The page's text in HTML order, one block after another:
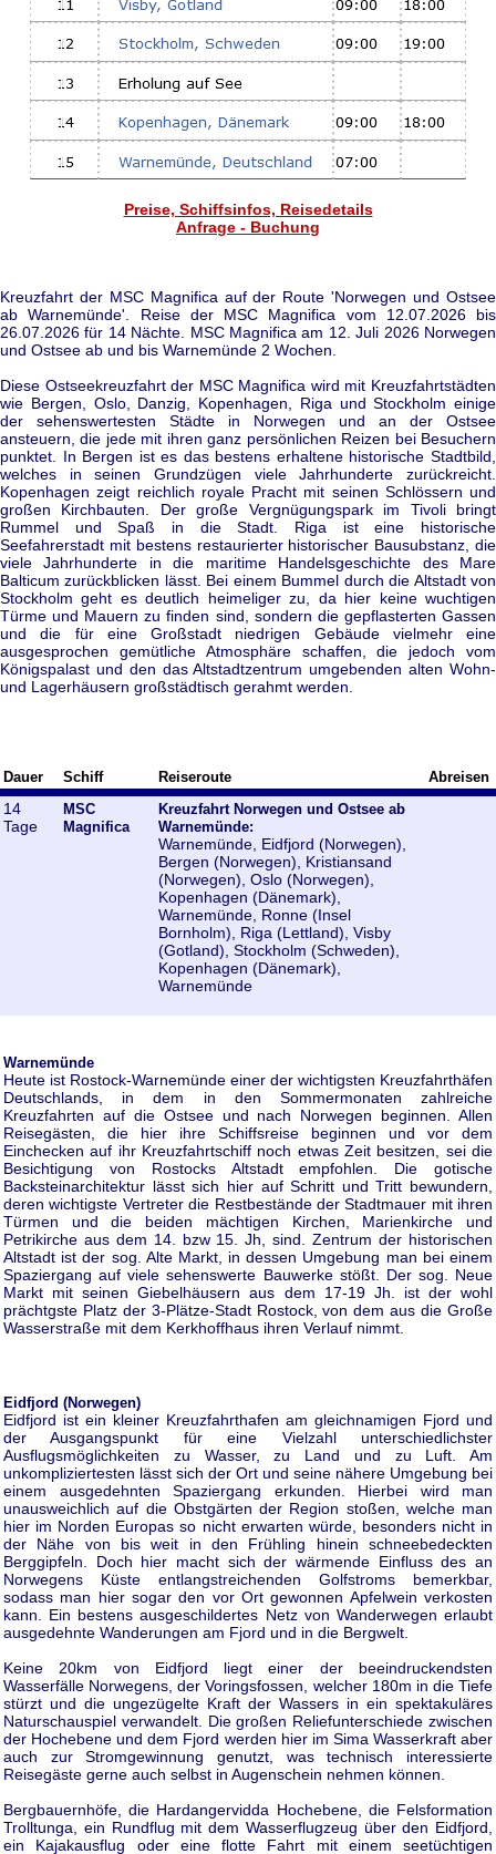
Preise, Schiffsinfos, Reisedetails
Anfrage - Buchung
Kreuzfahrt der MSC Magnifica auf der Route 'Norwegen und Ostsee
ab Warnemünde'. Reise der MSC Magnifica vom 12.07.2026 bis
26.07.2026 für 14 Nächte. MSC Magnifica am 12. Juli 2026 Norwegen
und Ostsee ab und bis Warnemünde 2 Wochen.
Diese Ostseekreuzfahrt der MSC Magnifica wird mit Kreuzfahrtstädten
wie Bergen, Oslo, Danzig, Kopenhagen, Riga und Stockholm einige
der sehenswertesten Städte in Norwegen und an der Ostsee
ansteuern, die jede mit ihren ganz persönlichen Reizen bei Besuchern
punktet. In Bergen ist es das bestens erhaltene historische Stadtbild,
welches in seinen Grundzügen viele Jahrhunderte zurückreicht.
Kopenhagen zeigt reichlich royale Pracht mit seinen Schlössern und
großen Kirchbauten. Der große Vergnügungspark im Tivoli bringt
Rummel und Spaß in die Stadt. Riga ist eine historische
Seefahrerstadt mit bestens restaurierter historischer Bausubstanz, die
viele Jahrhunderte in die maritime Handelsgeschichte des Mare
Balticum zurückblicken lässt. Bei einem Bummel durch die Altstadt von
Stockholm geht es deutlich heimeliger zu, da hier keine wuchtigen
Türme und Mauern zu finden sind, sondern die gepflasterten Gassen
und die für eine Großstadt niedrigen Gebäude vielmehr eine
ausgesprochen gemütliche Atmosphäre schaffen, die jedoch vom
Königspalast und den das Altstadtzentrum umgebenden alten Wohn-
und Lagerhäusern großstädtisch gerahmt werden.
Dauer Schiff Reiseroute Abreisen
14
Tage
MSC
Magnifica
Kreuzfahrt Norwegen und Ostsee ab
Warnemünde:
Warnemünde, Eidfjord (Norwegen),
Bergen (Norwegen), Kristiansand
(Norwegen), Oslo (Norwegen),
Kopenhagen (Dänemark),
Warnemünde, Ronne (Insel
Bornholm), Riga (Lettland), Visby
(Gotland), Stockholm (Schweden),
Kopenhagen (Dänemark),
Warnemünde
Warnemünde
Heute ist Rostock-Warnemünde einer der wichtigsten Kreuzfahrthäfen
Deutschlands, in dem in den Sommermonaten zahlreiche
Kreuzfahrten auf die Ostsee und nach Norwegen beginnen. Allen
Reisegästen, die hier ihre Schiffsreise beginnen und vor dem
Einchecken auf ihr Kreuzfahrtschiff noch etwas Zeit besitzen, sei die
Besichtigung von Rostocks Altstadt empfohlen. Die gotische
Backsteinarchitektur lässt sich hier auf Schritt und Tritt bewundern,
deren wichtigste Vertreter die Restbestände der Stadtmauer mit ihren
Türmen und die beiden mächtigen Kirchen, Marienkirche und
Petrikirche aus dem 14. bzw 15. Jh, sind. Zentrum der historischen
Altstadt ist der sog. Alte Markt, in dessen Umgebung man bei einem
Spaziergang auf viele sehenswerte Bauwerke stößt. Der sog. Neue
Markt mit seinen Giebelhäusern aus dem 17-19 Jh. ist der wohl
prächtgste Platz der 3-Plätze-Stadt Rostock, von dem aus die Große
Wasserstraße mit dem Kerkhoffhaus ihren Verlauf nimmt.
Eidfjord (Norwegen)
Eidfjord ist ein kleiner Kreuzfahrthafen am gleichnamigen Fjord und
der Ausgangspunkt für eine Vielzahl unterschiedlichster
Ausflugsmöglichkeiten zu Wasser, zu Land und zu Luft. Am
unkompliziertesten lässt sich der Ort und seine nähere Umgebung bei
einem ausgedehnten Spaziergang erkunden. Hierbei wird man
unausweichlich auf die Obstgärten der Region stoßen, welche man
hier im Norden Europas so nicht erwarten würde, besonders nicht in
der Nähe von bis weit in den Frühling hinein schneebedeckten
Berggipfeln. Doch hier macht sich der wärmende Einfluss des an
Norwegens Küste entlangstreichenden Golfstroms bemerkbar,
sodass man hier sogar den vor Ort gewonnen Apfelwein verkosten
kann. Ein bestens ausgeschildertes Netz von Wanderwegen erlaubt
ausgedehnte Wanderungen am Fjord und in die Bergwelt.
Keine 20km von Eidfjord liegt einer der beeindruckendsten
Wasserfälle Norwegens, der Voringsfossen, welcher 180m in die Tiefe
stürzt und die ungezügelte Kraft der Wassers in ein spektakuläres
Naturschauspiel verwandelt. Die großen Reliefunterschiede zwischen
der Hochebene und dem Fjord werden hier im Sima Wasserkraft aber
auch zur Stromgewinnung genutzt, was technisch interessierte
Reisegäste gerne auch selbst in Augenschein nehmen können.
Bergbauernhöfe, die Hardangervidda Hochebene, die Felsformation
Trolltunga, ein Rundflug mit dem Wasserflugzeug über den Eidfjord,
ein Kajakausflug oder eine flotte Fahrt mit einem seetüchtigen